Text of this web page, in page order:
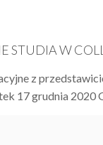
STUDIA W
z
17 grudnia 2020